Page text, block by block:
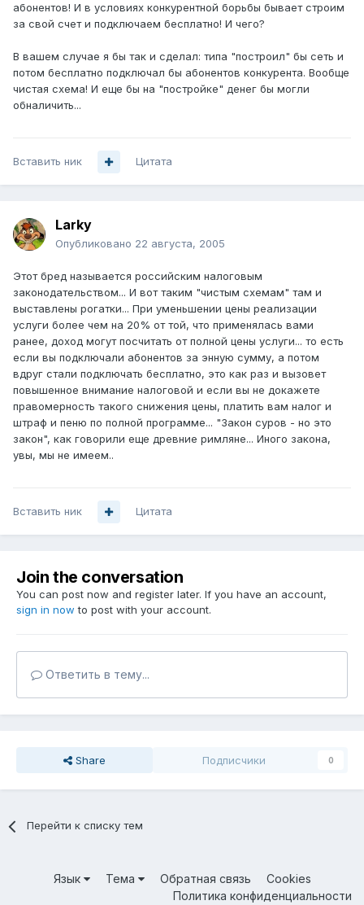
абонентов! И в условиях конкурентной борьбы бывает строим
за свой счет и подключаем бесплатно! И чего?
В вашем случае я бы так и сделал: типа "построил" бы сеть и
потом бесплатно подключал бы абонентов конкурента. Вообще
чистая схема! И еще бы на "постройке" денег бы могли
обналичить...
Вставить ник Цитата
Larky
Опубликовано 22 августа, 2005
Этот бред называется российским налоговым
законодательством... И вот таким "чистым схемам" там и
выставлены рогатки... При уменьшении цены реализации
услуги более чем на 20% от той, что применялась вами
ранее, доход могут посчитать от полной цены услуги... то есть
если вы подключали абонентов за энную сумму, а потом
вдруг стали подключать бесплатно, это как раз и вызовет
повышенное внимание налоговой и если вы не докажете
правомерность такого снижения цены, платить вам налог и
штраф и пеню по полной программе... "Закон суров - но это
закон", как говорили еще древние римляне... Иного закона,
увы, мы не имеем..
Вставить ник Цитата
Join the conversation
You can post now and register later. If you have an account,
sign in now to post with your account.
Ответить в тему...
Share Подписчики 0
Перейти к списку тем
Язык Тема Обратная связь
Cookies
Политика конфиденциальности